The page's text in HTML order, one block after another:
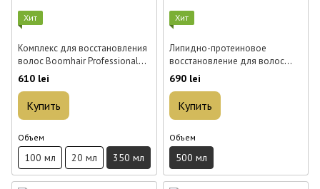
Хит
Комплекс для восстановления
волос Boomhair Professional
Protein Max 350 мл
610 lei
Купить
Объем
100 мл 20 мл 350 мл
Хит
Липидно-протеиновое
восстановление для волос
Boomhair Professional
мл
690 lei
Купить
Объем
500 мл